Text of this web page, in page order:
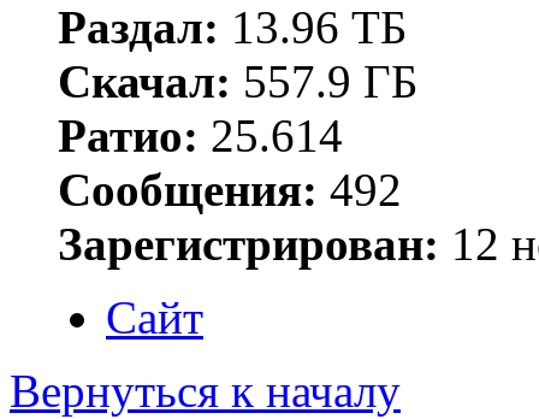
Раздал: 13.96 ТБ
Скачал: 557.9 ГБ
Ратио: 25.614
Сообщения: 492
Зарегистрирован: 12
Сайт
Вернуться к началу